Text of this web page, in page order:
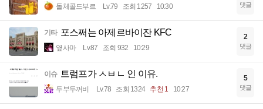
돌체콜드부르 Lv.79 조회 1257 10:30 댓글
기타 포스쩌는 아제르바이잔 KFC
옆사마 Lv.87 조회 932 10:29
2
댓글
이슈 트럼프가 ㅅㅂㄴ 인 이유.
두부두꺼비 Lv.78 조회 1324 추천 1 10:27
5
댓글